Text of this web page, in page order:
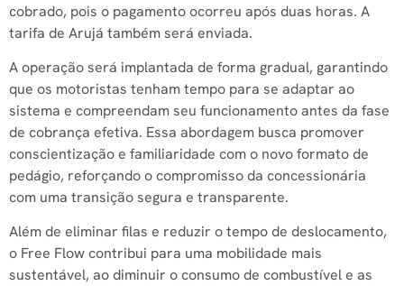
cobrado, pois o pagamento ocorreu após duas horas. A
tarifa de Arujá também será enviada.
A operação será implantada de forma gradual, garantindo
que os motoristas tenham tempo para se adaptar ao
sistema e compreendam seu funcionamento antes da fase
de cobrança efetiva. Essa abordagem busca promover
conscientização e familiaridade com o novo formato de
pedágio, reforçando o compromisso da concessionária
com uma transição segura e transparente.
Além de eliminar filas e reduzir o tempo de deslocamento,
o Free Flow contribui para uma mobilidade mais
sustentável, ao diminuir o consumo de combustível e as